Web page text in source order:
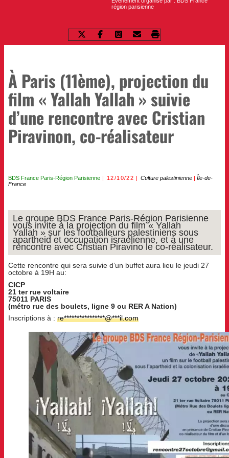
région parisienne
À Paris (11ème), projection du
film « Yallah Yallah » suivie
d’une rencontre avec Cristian
Piravinon, co-réalisateur
BDS France Paris-Région Parisienne 12/10/22 Culture palestinienne |Île-de-
France
Le groupe BDS France Paris-Région Parisienne
vous invite à la projection du film « Yallah
Yallah » sur les footballeurs palestiniens sous
apartheid et occupation israélienne, et à une
rencontre avec Cristian Piravino le co-réalisateur.
Cette rencontre qui sera suivie d’un buffet aura lieu le jeudi 27
octobre à 19H au:
CICP
21 ter rue voltaire
75011 PARIS
(métro rue des boulets, ligne 9 ou RER A Nation)
Inscriptions à : re****************@***il.com